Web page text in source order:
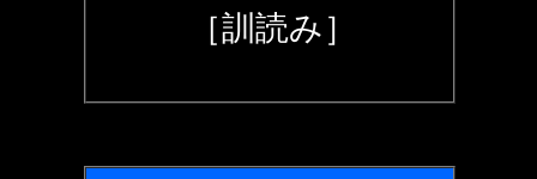
［訓読み］